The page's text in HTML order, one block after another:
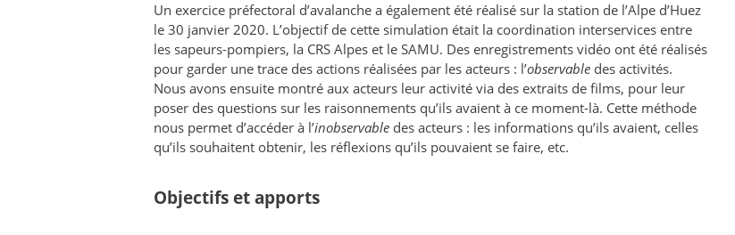
Un exercice préfectoral d’avalanche a également été réalisé sur la station de l’Alpe d’Huez
le 30 janvier 2020. L’objectif de cette simulation était la coordination interservices entre
les sapeurs-pompiers, la CRS Alpes et le SAMU. Des enregistrements vidéo ont été réalisés
pour garder une trace des actions réalisées par les acteurs : l’observable des activités.
Nous avons ensuite montré aux acteurs leur activité via des extraits de films, pour leur
poser des questions sur les raisonnements qu’ils avaient à ce moment-là. Cette méthode
nous permet d’accéder à l’inobservable des acteurs : les informations qu’ils avaient, celles
qu’ils souhaitent obtenir, les réflexions qu’ils pouvaient se faire, etc.
Objectifs et apports